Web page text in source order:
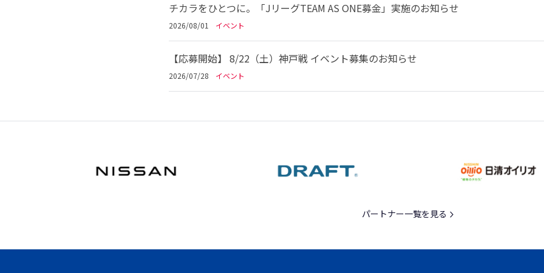
チカラをひとつに。「JリーグTEAM AS ONE募金」実施のお知らせ
2026/08/01 イベント
【応募開始】 8/22（土）神戸戦 イベント募集のお知らせ
2026/07/28 イベント
パートナー一覧を見る